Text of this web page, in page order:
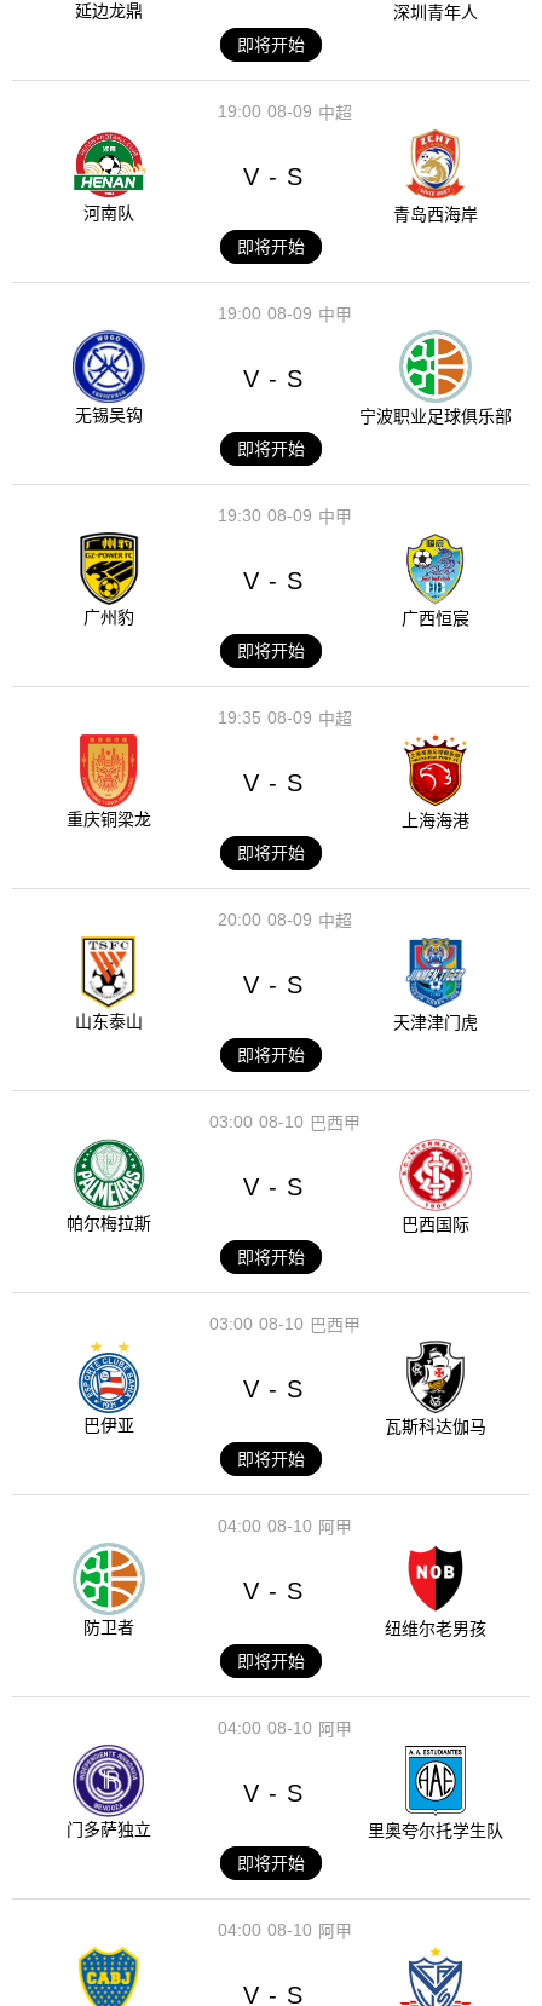
延边龙鼎
深圳青年人
即将开始
08-09
19:00 中超
河南队
V - S
青岛西海岸
即将开始
08-09
19:00 中甲
无锡吴钩
V - S
宁波职业足球俱乐部
即将开始
08-09
19:30 中甲
广州豹
V - S
广西恒宸
即将开始
08-09
19:35 中超
重庆铜梁龙
V - S
上海海港
即将开始
08-09
20:00 中超
山东泰山
V - S
天津津门虎
即将开始
08-10
03:00 巴西甲
帕尔梅拉斯
V - S
巴西国际
即将开始
08-10
03:00 巴西甲
巴伊亚
V - S
瓦斯科达伽马
即将开始
08-10
04:00 阿甲
防卫者
V - S
纽维尔老男孩
即将开始
08-10
04:00 阿甲
门多萨独立
V - S
里奥夸尔托学生队
即将开始
08-10
04:00 阿甲
V - S